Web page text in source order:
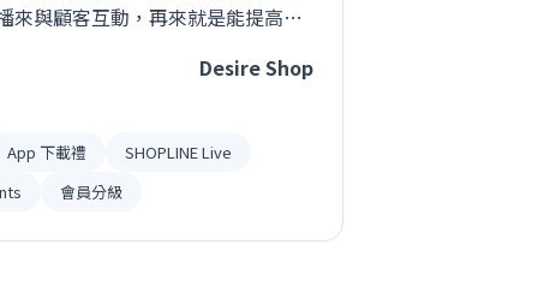
來與顧客互動，再來就是能提高客
Desire Shop
App 下載禮
SHOPLINE Live
會員分級